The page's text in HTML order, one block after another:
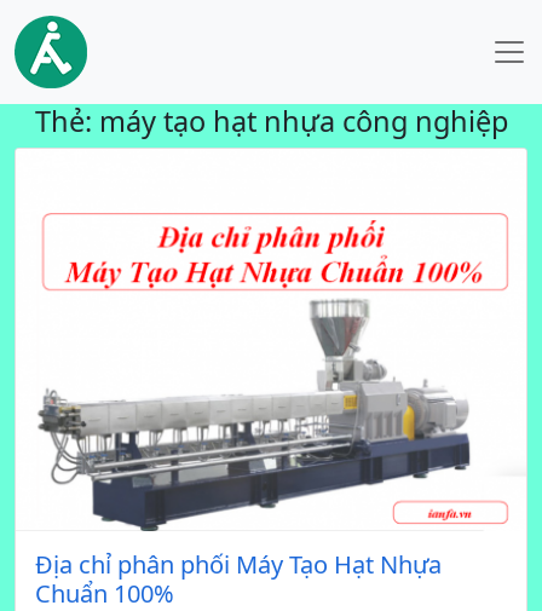
Thẻ: máy tạo hạt nhựa công nghiệp
Địa chỉ phân phối Máy Tạo Hạt Nhựa
Chuẩn 100%